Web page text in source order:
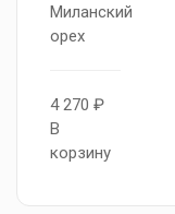
Миланский
орех
4 270 ₽
В
корзину